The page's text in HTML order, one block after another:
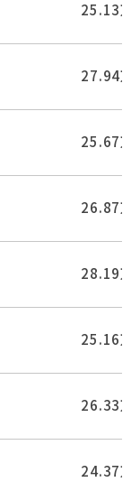
25.13万
27.94万
25.67万
26.87万
28.19万
25.16万
26.33万
24.37万